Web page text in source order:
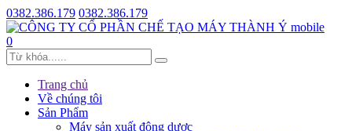
0382.386.179 0382.386.179
0
Trang chủ
Về chúng tôi
Sản Phẩm
Máy sản xuất đông dược